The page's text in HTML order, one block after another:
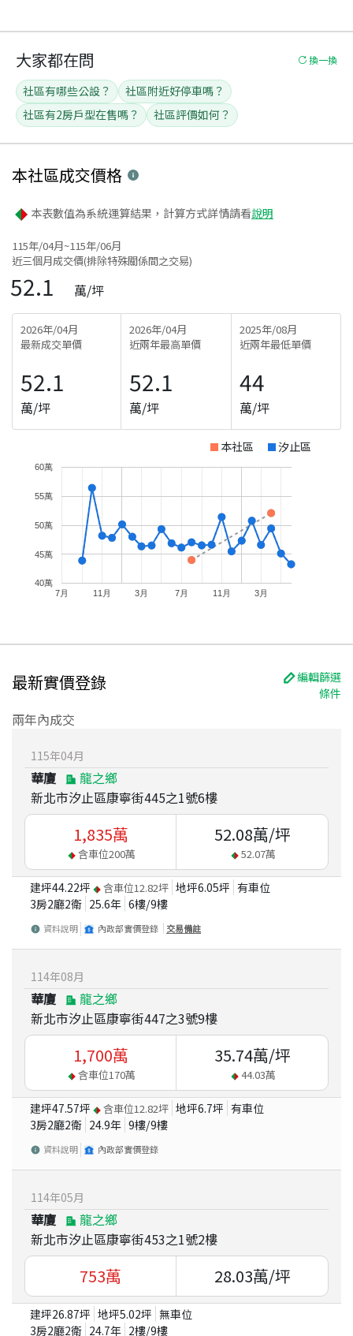
大家都在問 換一換
社區有哪些公設？
社區附近好停車嗎？
社區有2房戶型在售嗎？
社區評價如何？
本社區成交價格
本表數值為系統運算結果，計算方式詳情請看說明
115年/04月~115年/06月
近三個月成交價(排除特殊關係間之交易)
52.1 萬/坪
2026年/04月
最新成交單價
52.1
萬/坪
2026年/04月
近兩年最高單價
52.1
萬/坪
2025年/08月
近兩年最低單價
44
萬/坪
本社區 汐止區
7月 11月 3月 7月 11月 3月
40萬
45萬
50萬
55萬
60萬
最新實價登錄
編輯篩選
條件
兩年內成交
115年04月
華廈
龍之鄉
新北市汐止區康寧街445之1號6樓
1,835萬
含車位200萬
52.08萬/坪
52.07萬
建坪44.22坪 含車位12.82坪 地坪6.05坪 有車位
3房2廳2衛 25.6年 6樓/9樓
資料說明 內政部實價登錄 交易備註
114年08月
華廈
龍之鄉
新北市汐止區康寧街447之3號9樓
1,700萬
含車位170萬
35.74萬/坪
44.03萬
建坪47.57坪 含車位12.82坪 地坪6.7坪 有車位
3房2廳2衛 24.9年 9樓/9樓
資料說明 內政部實價登錄
114年05月
華廈
龍之鄉
新北市汐止區康寧街453之1號2樓
753萬 28.03萬/坪
建坪26.87坪 地坪5.02坪 無車位
3房2廳2衛 24.7年 2樓/9樓